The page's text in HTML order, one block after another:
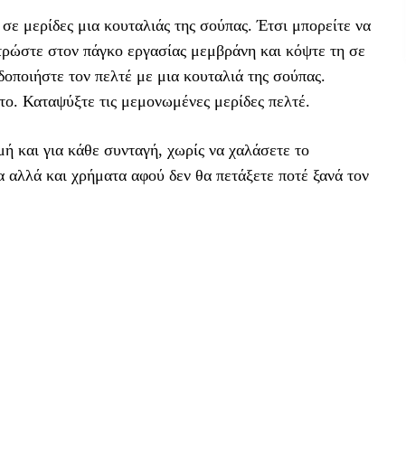
μερίδες μια κουταλιάς της σούπας. Έτσι μπορείτε να
στον πάγκο εργασίας μεμβράνη και κόψτε τη σε
τον πελτέ με μια κουταλιά της σούπας.
Καταψύξτε τις μεμονωμένες μερίδες πελτέ.
και για κάθε συνταγή, χωρίς να χαλάσετε το
και χρήματα αφού δεν θα πετάξετε ποτέ ξανά τον